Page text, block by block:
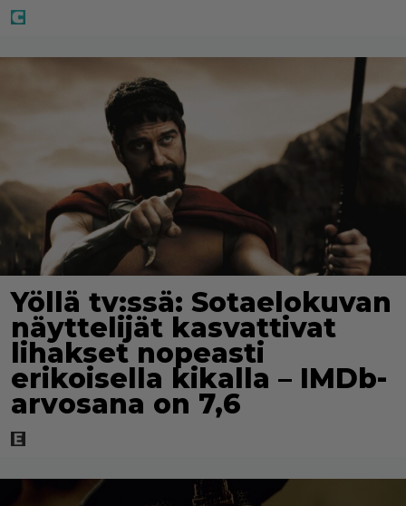
Yöllä tv:ssä: Sotaelokuvan
näyttelijät kasvattivat
lihakset nopeasti
erikoisella kikalla – IMDb-
arvosana on 7,6